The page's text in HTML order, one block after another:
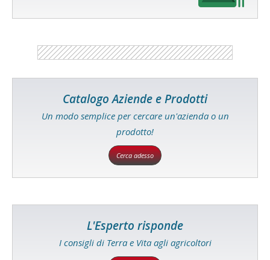
Catalogo Aziende e Prodotti
Un modo semplice per cercare un'azienda o un
prodotto!
Cerca adesso
L'Esperto risponde
I consigli di Terra e Vita agli agricoltori